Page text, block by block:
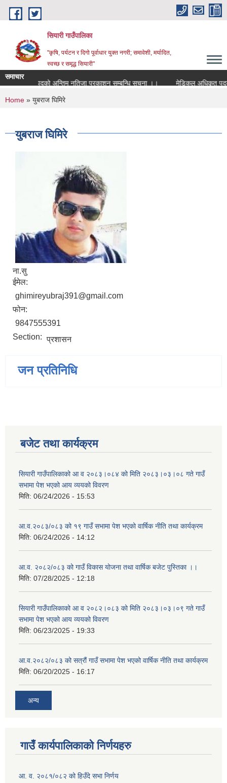
Skip to main content
सियारी गाउँपालिका
"कृषि, पर्यटन र दिगो पूर्वाधार युक्त नगरी; समावेशी, मर्यादित,
स्वच्छ र समृद्ध सियारी"
समाचार
मेडिकल अधिकृत पदकाे अन्तिम नतिजा प्रकाशन सम्बन्धि सुचना ।।
मेडिकल अधिकृत पदको
You are here
Home » युबराज घिमिरे
युबराज घिमिरे
ना.सु
ईमेल:
ghimireyubraj391@gmail.com
फोन:
9847555391
Section: प्रशासन
जन प्रतिनिधि
बजेट तथा कार्यक्रम
सियारी गाउँपालिकाको आ व २०८३।०८४ को मिति २०८३।०३।०८ गते गाउँ
सभामा पेश भएको आय व्ययको विवरण
मिति: 06/24/2026 - 15:53
आ.व.२०८३/०८३ को १९ गाउँ सभामा पेश भएको वार्षिक नीति तथा कार्यक्रम
मिति: 06/24/2026 - 14:12
आ.व. २०८२/०८३ को गाउँ विकास योजना तथा वार्षिक बजेट पुस्तिका ।।
मिति: 07/28/2025 - 12:18
सियारी गाउँपालिकाको आ व २०८२।०८३ को मिति २०८३।०३।०९ गते गाउँ
सभामा पेश भएको आय व्ययको विवरण
मिति: 06/23/2025 - 19:33
आ.व.२०८२/०८३ को सत्रौं गाउँ सभामा पेश भएको वार्षिक नीति तथा कार्यक्रम
मिति: 06/20/2025 - 16:17
अन्य
गाउँ कार्यपालिकाको निर्णयहरु
आ. व. २०८१/०८२ को हिउँदे सभा निर्णय